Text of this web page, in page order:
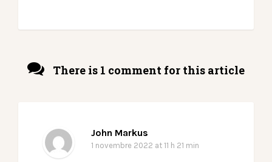
There is 1 comment for this article
John Markus
1 novembre 2022 at 11 h 21 min